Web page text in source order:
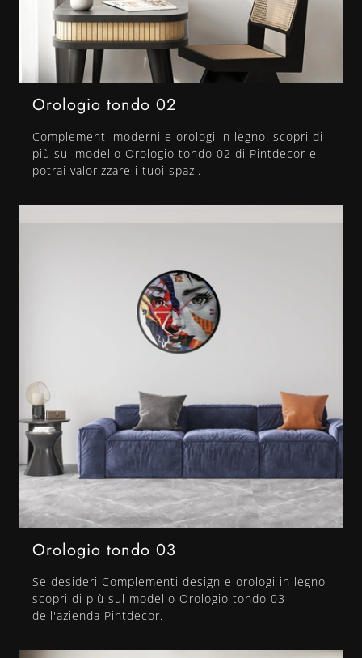
Orologio tondo 02
Complementi moderni e orologi in legno: scopri di
più sul modello Orologio tondo 02 di Pintdecor e
potrai valorizzare i tuoi spazi.
Orologio tondo 03
Se desideri Complementi design e orologi in legno
scopri di più sul modello Orologio tondo 03
dell'azienda Pintdecor.